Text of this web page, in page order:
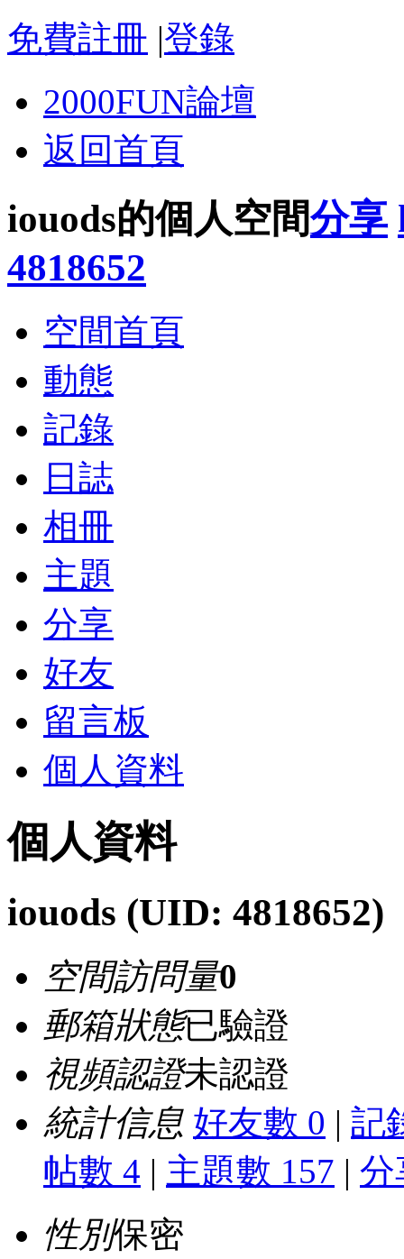
免費註冊 |登錄
2000FUN論壇
返回首頁
iouods的個人空間分享
4818652
空間首頁
動態
記錄
日誌
相冊
主題
分享
好友
留言板
個人資料
個人資料
iouods (UID: 4818652)
空間訪問量0
郵箱狀態已驗證
視頻認證未認證
統計信息 好友數 0 | 記
帖數 4 | 主題數 157 | 分
性別保密